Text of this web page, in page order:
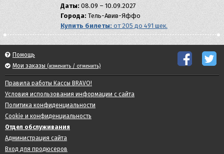
Даты: 08.09 – 10.09.2027
Города: Тель-Авив-Яффо
Купить билеты: от 205 до 491 шек.
Помощь
Мои заказы (изменить / отменить)
Правила работы Кассы BRAVO!
Условия использования информации с сайта
Политика конфиденциальности
Cookie и конфиденциальность
Отдел обслуживания
Администрация сайта
Вход для продюсеров